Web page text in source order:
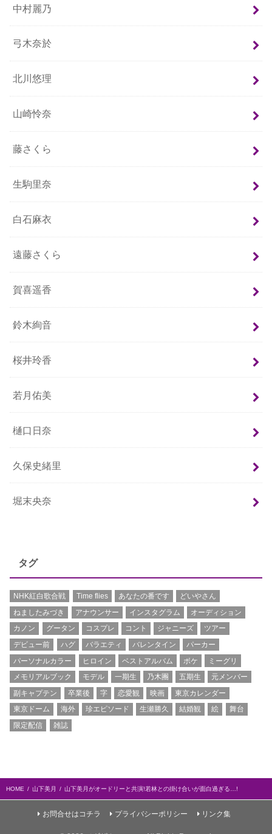
中村麗乃
弓木奈於
北川悠理
山崎怜奈
藤さくら
生駒里奈
白石麻衣
遠藤さくら
賀喜遥香
鈴木絢音
桜井玲香
若月佑美
樋口日奈
久保史緒里
堀末央奈
タグ
NHK紅白歌合戦 Time flies あなたの番です
どいやさん
ねましたみづき
アナウンサー インスタグラム
オーディション
カノン
グータン コスプレ コント ジャニーズ
ツアー
デビュー前
ハグ バラエティ バレンタイン
パーカー
パーソナルカラー
ヒロイン ベストアルバム ボケ
ミーグリ
メモリアルブック
モデル 一期生 乃木團 五期生
元メンバー
副キャプテン
卒業後 字 恋愛観 映画
東京カレンダー
東京ドーム
海外 珍エピソード 生瀬勝久 結婚観 絵
舞台
限定配信
雑誌
HOME 山下美月 山下美月がオードリーと共演!若林との掛け合いが面白過ぎる…!
お問合せはコチラ プライバシーポリシー リンク集